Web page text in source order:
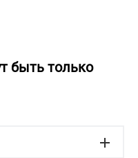
быть только